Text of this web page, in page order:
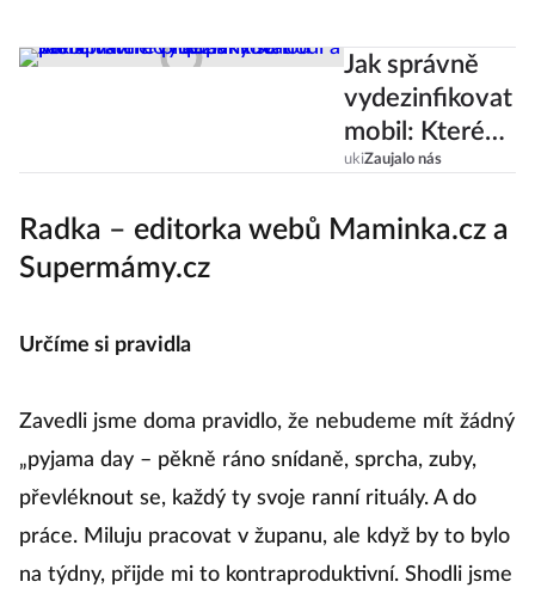
Jak správně
vydezinfikovat
mobil: Které
přípravky se
vám ho
ukiZaujalo nás
Radka – editorka webů Maminka.cz a
Supermámy.cz
Určíme si pravidla
Zavedli jsme doma pravidlo, že nebudeme mít žádný
„pyjama day – pěkně ráno snídaně, sprcha, zuby,
převléknout se, každý ty svoje ranní rituály. A do
práce. Miluju pracovat v županu, ale když by to bylo
na týdny, přijde mi to kontraproduktivní. Shodli jsme